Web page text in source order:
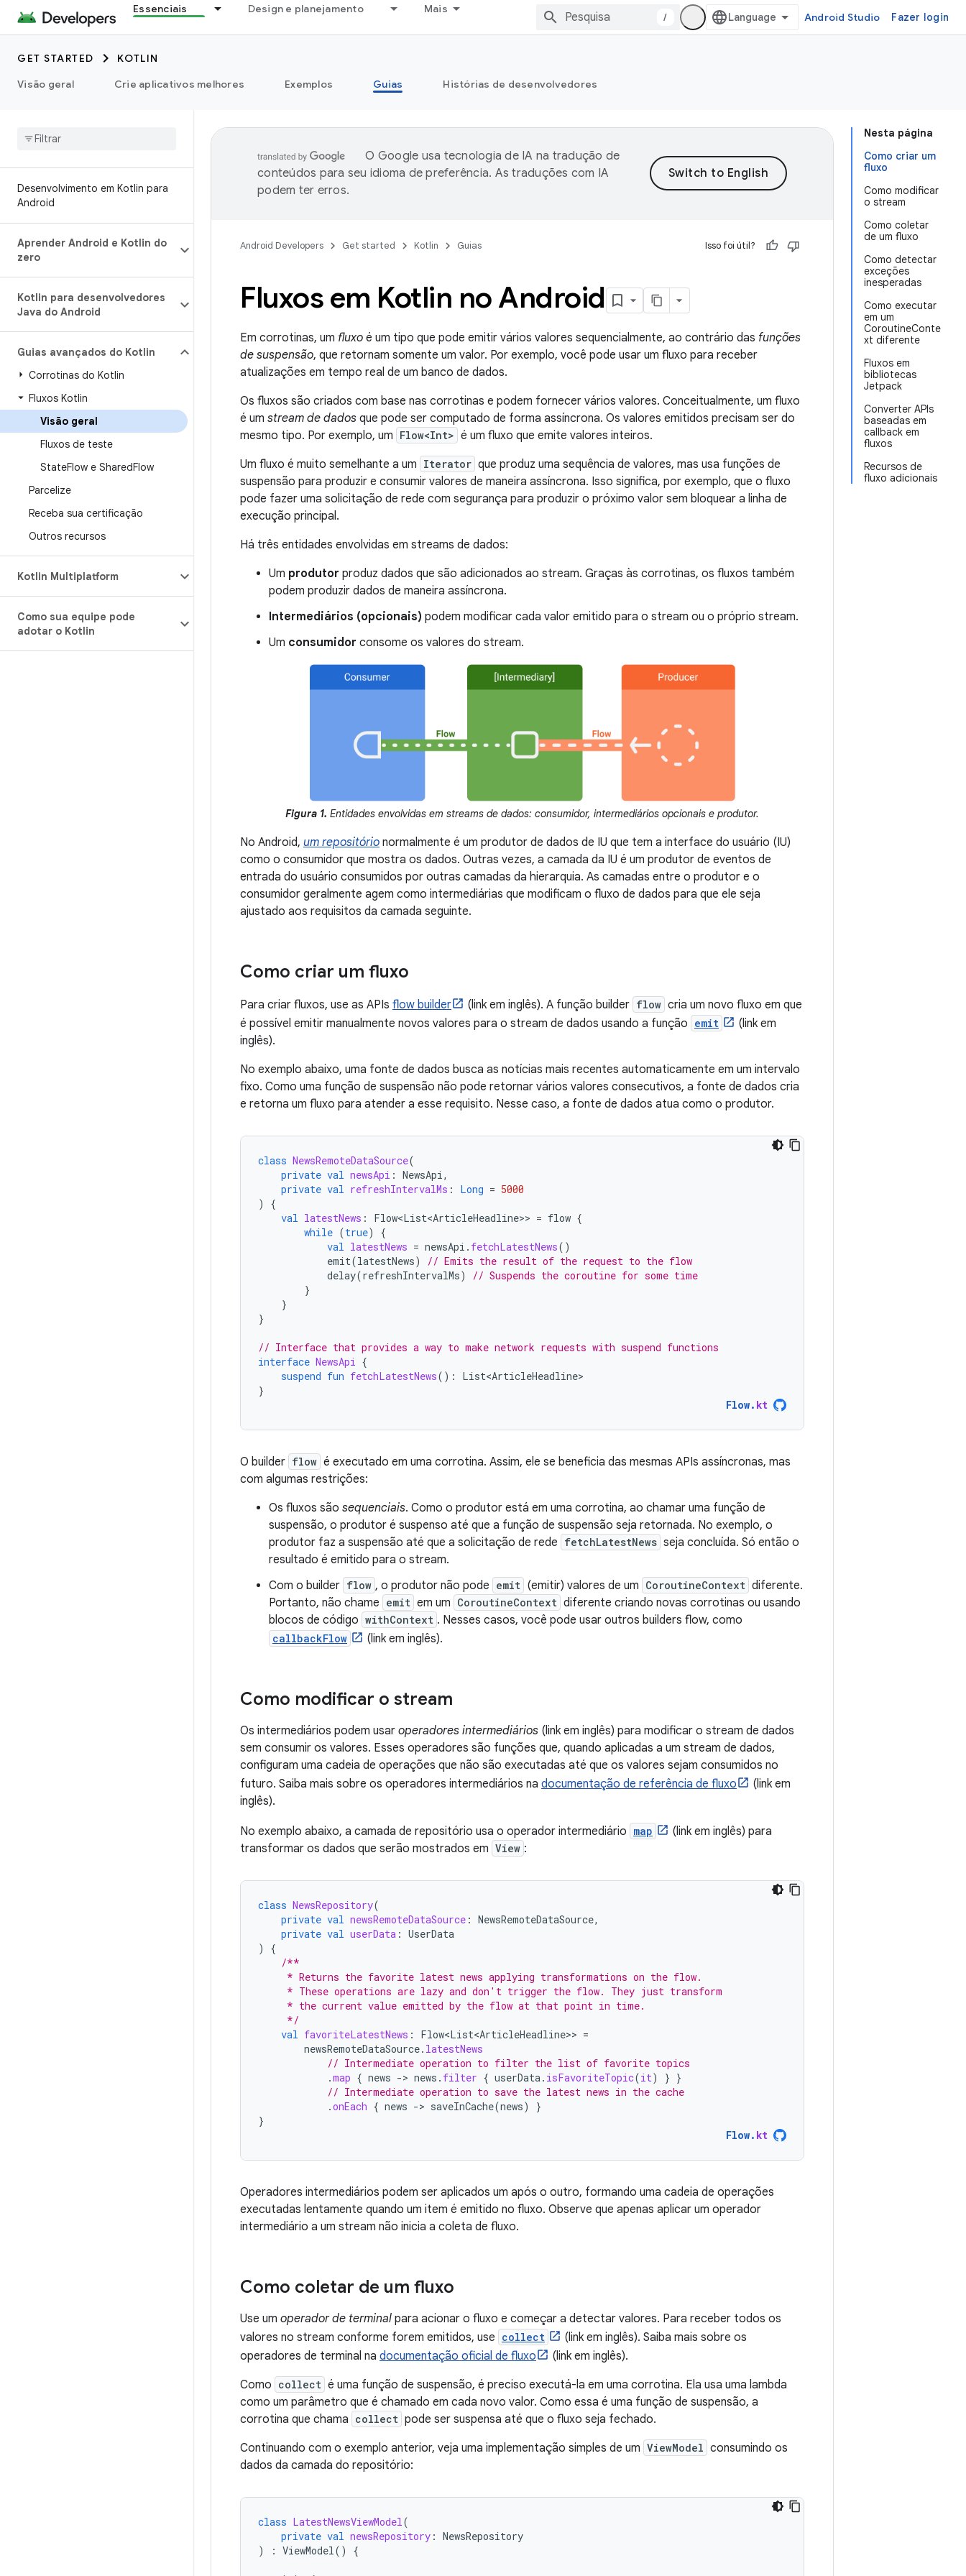
Essenciais Design e planejamento Mais
/ Android Studio Fazer login
GET STARTED
KOTLIN
Visão geral
Crie aplicativos melhores Exemplos Guias Histórias de desenvolvedores
Desenvolvimento em Kotlin para
Android
Aprender Android e Kotlin do
zero
Kotlin para desenvolvedores
Java do Android
Guias avançados do Kotlin
Corrotinas do Kotlin
Fluxos Kotlin
Visão geral
Fluxos de teste
StateFlow e SharedFlow
Parcelize
Receba sua certificação
Outros recursos
Kotlin Multiplatform
Como sua equipe pode
adotar o Kotlin
Nesta página
Como criar um
fluxo
Como modificar
o stream
Como coletar
de um fluxo
Como detectar
exceções
inesperadas
Como executar
em um
CoroutineConte
xt diferente
Fluxos em
bibliotecas
Jetpack
Converter APIs
baseadas em
callback em
fluxos
Recursos de
fluxo adicionais
O Google usa tecnologia de IA na tradução de
conteúdos para seu idioma de preferência. As traduções com IA
podem ter erros.
Android Developers Get started Kotlin Guias Isso foi útil?
Fluxos em Kotlin no Android
Em corrotinas, um fluxo é um tipo que pode emitir vários valores sequencialmente, ao contrário das funções
de suspensão, que retornam somente um valor. Por exemplo, você pode usar um fluxo para receber
atualizações em tempo real de um banco de dados.
Os fluxos são criados com base nas corrotinas e podem fornecer vários valores. Conceitualmente, um fluxo
é um stream de dados que pode ser computado de forma assíncrona. Os valores emitidos precisam ser do
mesmo tipo. Por exemplo, um Flow<Int> é um fluxo que emite valores inteiros.
Um fluxo é muito semelhante a um Iterator que produz uma sequência de valores, mas usa funções de
suspensão para produzir e consumir valores de maneira assíncrona. Isso significa, por exemplo, que o fluxo
pode fazer uma solicitação de rede com segurança para produzir o próximo valor sem bloquear a linha de
execução principal.
Há três entidades envolvidas em streams de dados:
Um produtor produz dados que são adicionados ao stream. Graças às corrotinas, os fluxos também
podem produzir dados de maneira assíncrona.
Intermediários (opcionais) podem modificar cada valor emitido para o stream ou o próprio stream.
Um consumidor consome os valores do stream.
Figura 1. Entidades envolvidas em streams de dados: consumidor, intermediários opcionais e produtor.
No Android, um repositório normalmente é um produtor de dados de IU que tem a interface do usuário (IU)
como o consumidor que mostra os dados. Outras vezes, a camada da IU é um produtor de eventos de
entrada do usuário consumidos por outras camadas da hierarquia. As camadas entre o produtor e o
consumidor geralmente agem como intermediárias que modificam o fluxo de dados para que ele seja
ajustado aos requisitos da camada seguinte.
Como criar um fluxo
Para criar fluxos, use as APIs flow builder (link em inglês). A função builder flow cria um novo fluxo em que
é possível emitir manualmente novos valores para o stream de dados usando a função emit
(link em
inglês).
No exemplo abaixo, uma fonte de dados busca as notícias mais recentes automaticamente em um intervalo
fixo. Como uma função de suspensão não pode retornar vários valores consecutivos, a fonte de dados cria
e retorna um fluxo para atender a esse requisito. Nesse caso, a fonte de dados atua como o produtor.
class NewsRemoteDataSource(
private val newsApi : NewsApi ,
private val refreshIntervalMs : Long = 5000
)
{
val latestNews : Flow<List<ArticleHeadline>> = flow {
while (true)
{
val latestNews = newsApi . fetchLatestNews()
emit(latestNews)
// Emits the result of the request to the flow
delay(refreshIntervalMs)
// Suspends the coroutine for some time
}
}
}
// Interface that provides a way to make network requests with suspend functions
interface NewsApi {
suspend fun fetchLatestNews():
List<ArticleHeadline>
}
Flow. kt
O builder flow é executado em uma corrotina. Assim, ele se beneficia das mesmas APIs assíncronas, mas
com algumas restrições:
Os fluxos são sequenciais. Como o produtor está em uma corrotina, ao chamar uma função de
suspensão, o produtor é suspenso até que a função de suspensão seja retornada. No exemplo, o
produtor faz a suspensão até que a solicitação de rede fetchLatestNews seja concluída. Só então o
resultado é emitido para o stream.
Com o builder flow , o produtor não pode emit (emitir) valores de um CoroutineContext diferente.
Portanto, não chame emit em um CoroutineContext diferente criando novas corrotinas ou usando
blocos de código withContext . Nesses casos, você pode usar outros builders flow, como
callbackFlow (link em inglês).
Como modificar o stream
Os intermediários podem usar operadores intermediários (link em inglês) para modificar o stream de dados
sem consumir os valores. Esses operadores são funções que, quando aplicadas a um stream de dados,
configuram uma cadeia de operações que não são executadas até que os valores sejam consumidos no
futuro. Saiba mais sobre os operadores intermediários na documentação de referência de fluxo
(link em
inglês).
No exemplo abaixo, a camada de repositório usa o operador intermediário map
(link em inglês) para
transformar os dados que serão mostrados em View :
class NewsRepository(
private val newsRemoteDataSource : NewsRemoteDataSource,
private val userData : UserData
)
{
/**
     * Returns the favorite latest news applying transformations on the flow.
     * These operations are lazy and don't trigger the flow. They just transform
     * the current value emitted by the flow at that point in time.
     */
val favoriteLatestNews : Flow<List<ArticleHeadline>> =
newsRemoteDataSource. latestNews
// Intermediate operation to filter the list of favorite topics
.map { news -> news . filter { userData . isFavoriteTopic(it) } }
// Intermediate operation to save the latest news in the cache
.onEach { news -> saveInCache(news)
}
}
Flow. kt
Operadores intermediários podem ser aplicados um após o outro, formando uma cadeia de operações
executadas lentamente quando um item é emitido no fluxo. Observe que apenas aplicar um operador
intermediário a um stream não inicia a coleta de fluxo.
Como coletar de um fluxo
Use um operador de terminal para acionar o fluxo e começar a detectar valores. Para receber todos os
valores no stream conforme forem emitidos, use collect
(link em inglês). Saiba mais sobre os
operadores de terminal na documentação oficial de fluxo
(link em inglês).
Como collect é uma função de suspensão, é preciso executá-la em uma corrotina. Ela usa uma lambda
como um parâmetro que é chamado em cada novo valor. Como essa é uma função de suspensão, a
corrotina que chama collect pode ser suspensa até que o fluxo seja fechado.
Continuando com o exemplo anterior, veja uma implementação simples de um ViewModel consumindo os
dados da camada do repositório:
class LatestNewsViewModel (
private val newsRepository : NewsRepository
)
: ViewModel () {